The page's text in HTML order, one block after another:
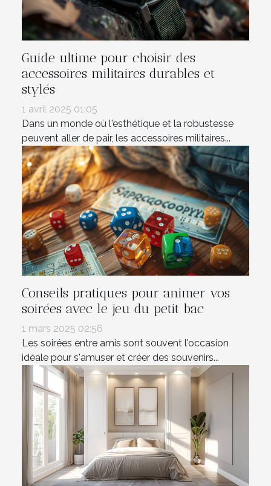
Guide ultime pour choisir des
accessoires militaires durables et
stylés
1 avril 2025 01:05
Dans un monde où l'esthétique et la robustesse
peuvent aller de pair, les accessoires militaires...
Conseils pratiques pour animer vos
soirées avec le jeu du petit bac
1 mars 2025 02:56
Les soirées entre amis sont souvent l'occasion
idéale pour s'amuser et créer des souvenirs...